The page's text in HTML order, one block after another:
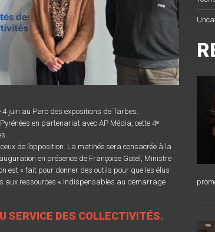
juin au Parc des expositions de Tarbes.
en partenariat avec AP Média, cette 4ᵉ
de l’opposition. La matinée sera consacrée à la
en présence de Françoise Gatel, Ministre
est « fait pour donner des outils pour que les élus
aux ressources « indispensables au démarrage
SERVICE DES COLLECTIVITÉS.